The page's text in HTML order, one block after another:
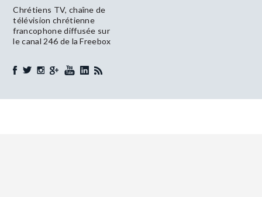
Chrétiens TV, chaîne de
télévision chrétienne
francophone diffusée sur
le canal 246 de la Freebox